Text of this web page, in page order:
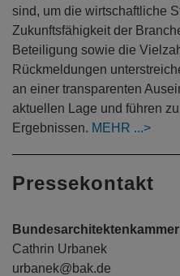
sind, um die wirtschaftliche
Zukunftsfähigkeit der
Beteiligung sowie die
Rückmeldungen
an einer transparenten
aktuellen Lage und führen
Ergebnissen. MEHR
Pressekontakt
Bundesarchitektenkammer
Cathrin Urbanek
urbanek@bak.de